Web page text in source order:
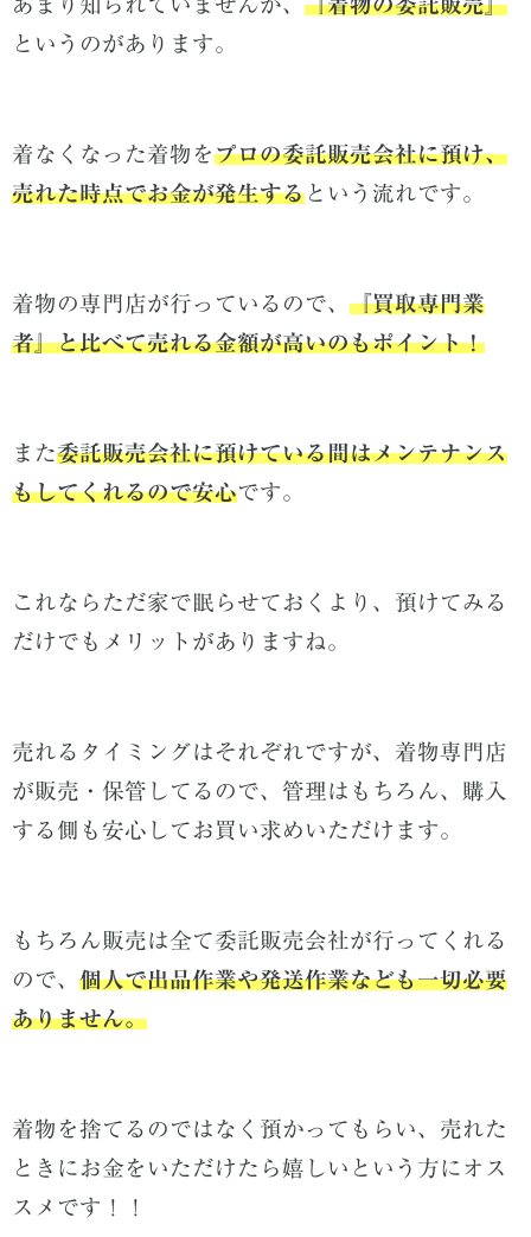
あまり知られていませんが、 『着物の委託販売』
というのがあります。
着なくなった着物をプロの委託販売会社に預け、
売れた時点でお金が発生する という流れです。
着物の専門店が行っているので、 『買取専門業
者』と比べて売れる金額が高いのもポイント！
また委託販売会社に預けている間はメンテナンス
もしてくれるので安心です。
これならただ家で眠らせておくより、預けてみる
だけでもメリットがありますね。
売れるタイミングはそれぞれですが、着物専門店
が販売・保管してるので、管理はもちろん、購入
する側も安心してお買い求めいただけます。
もちろん販売は全て委託販売会社が行ってくれる
ので、 個人で出品作業や発送作業なども一切必要
ありません。
着物を捨てるのではなく預かってもらい、売れた
ときにお金をいただけたら嬉しいという方にオス
スメです！！